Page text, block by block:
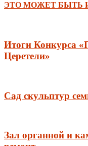
ЭТО МОЖЕТ БЫТЬ
Итоги Конкурса
Церетели»
Сад скульптур
Зал органной и